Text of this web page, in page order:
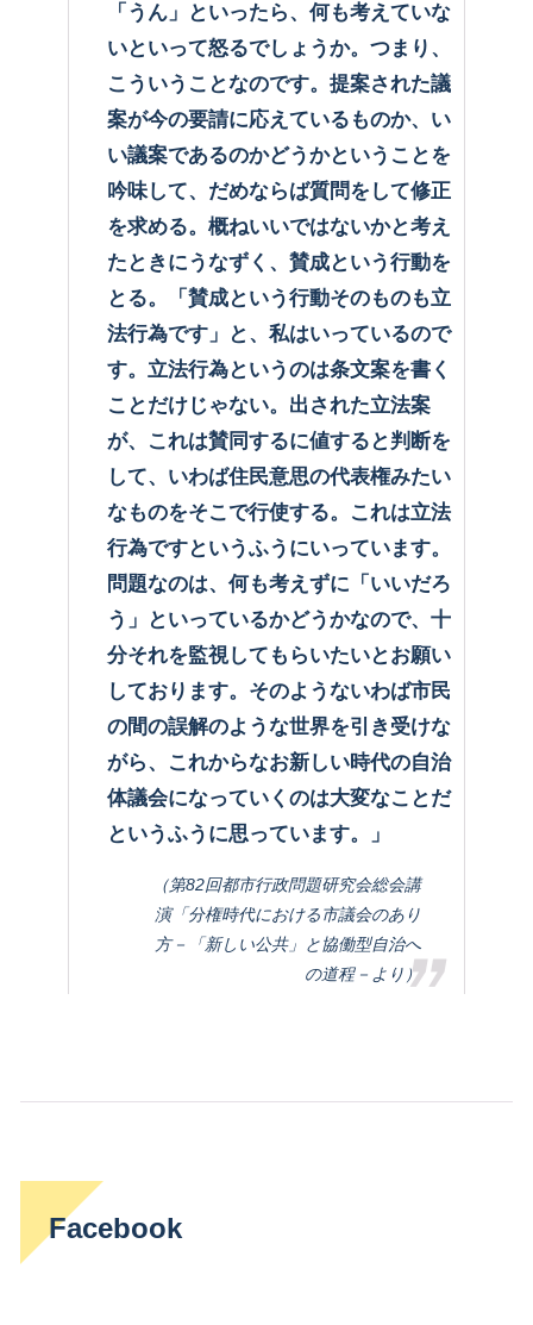
「うん」といったら、何も考えていな
いといって怒るでしょうか。つまり、
こういうことなのです。提案された議
案が今の要請に応えているものか、い
い議案であるのかどうかということを
吟味して、だめならば質問をして修正
を求める。概ねいいではないかと考え
たときにうなずく、賛成という行動を
とる。「賛成という行動そのものも立
法行為です」と、私はいっているので
す。立法行為というのは条文案を書く
ことだけじゃない。出された立法案
が、これは賛同するに値すると判断を
して、いわば住民意思の代表権みたい
なものをそこで行使する。これは立法
行為ですというふうにいっています。
問題なのは、何も考えずに「いいだろ
う」といっているかどうかなので、十
分それを監視してもらいたいとお願い
しております。そのようないわば市民
の間の誤解のような世界を引き受けな
がら、これからなお新しい時代の自治
体議会になっていくのは大変なことだ
というふうに思っています。」
（第82回都市行政問題研究会総会講
演「分権時代における市議会のあり
方－「新しい公共」と協働型自治へ
の道程－より）
Facebook